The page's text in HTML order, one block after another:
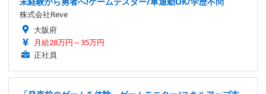
株式会社Reve
大阪府
月給28万円～35万円
正社員